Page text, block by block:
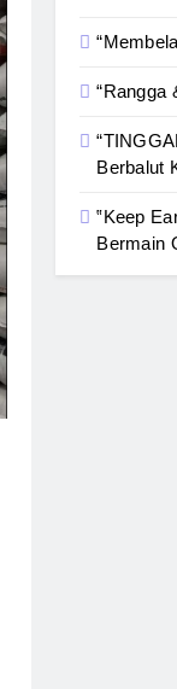
“Rangga
Berbalut
‟Keep
Bermain